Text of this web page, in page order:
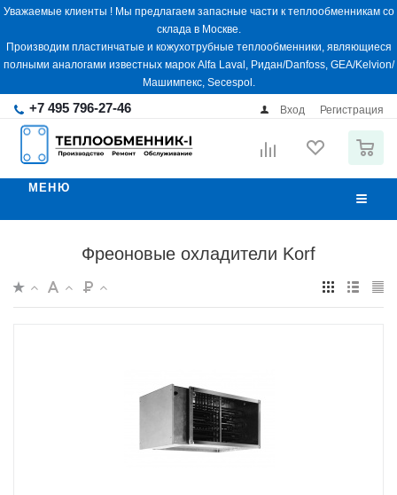
Уважаемые клиенты ! Мы предлагаем запасные части к теплообменникам со
склада в Москве.
Производим пластинчатые и кожухотрубные теплообменники, являющиеся
полными аналогами известных марок Alfa Laval, Ридан/Danfoss, GEA/Kelvion/
Машимпекс, Secespol.
+7 495 796-27-46 Вход Регистрация
МЕНЮ
Фреоновые охладители Korf